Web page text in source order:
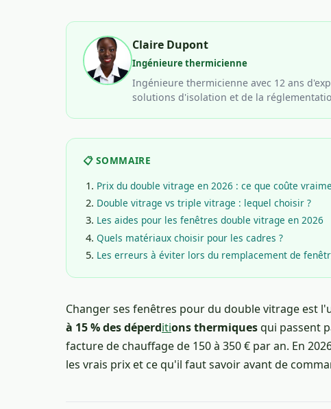
Claire Dupont
Ingénieure thermicienne
Ingénieure thermicienne avec 12 ans
solutions d'isolation et de la
📋 SOMMAIRE
Prix du double vitrage en 2026 : ce que coûte
Double vitrage vs triple vitrage : lequel choisir ?
Les aides pour les fenêtres double vitrage en 2026
Quels matériaux choisir pour les cadres ?
Les erreurs à éviter lors du remplacement de
Changer ses fenêtres pour du double vitrage est
à 15 % des déperditions thermiquesqui passent
facture de chauffage de 150 à 350 € par an. En
les vrais prix et ce qu'il faut savoir avant de